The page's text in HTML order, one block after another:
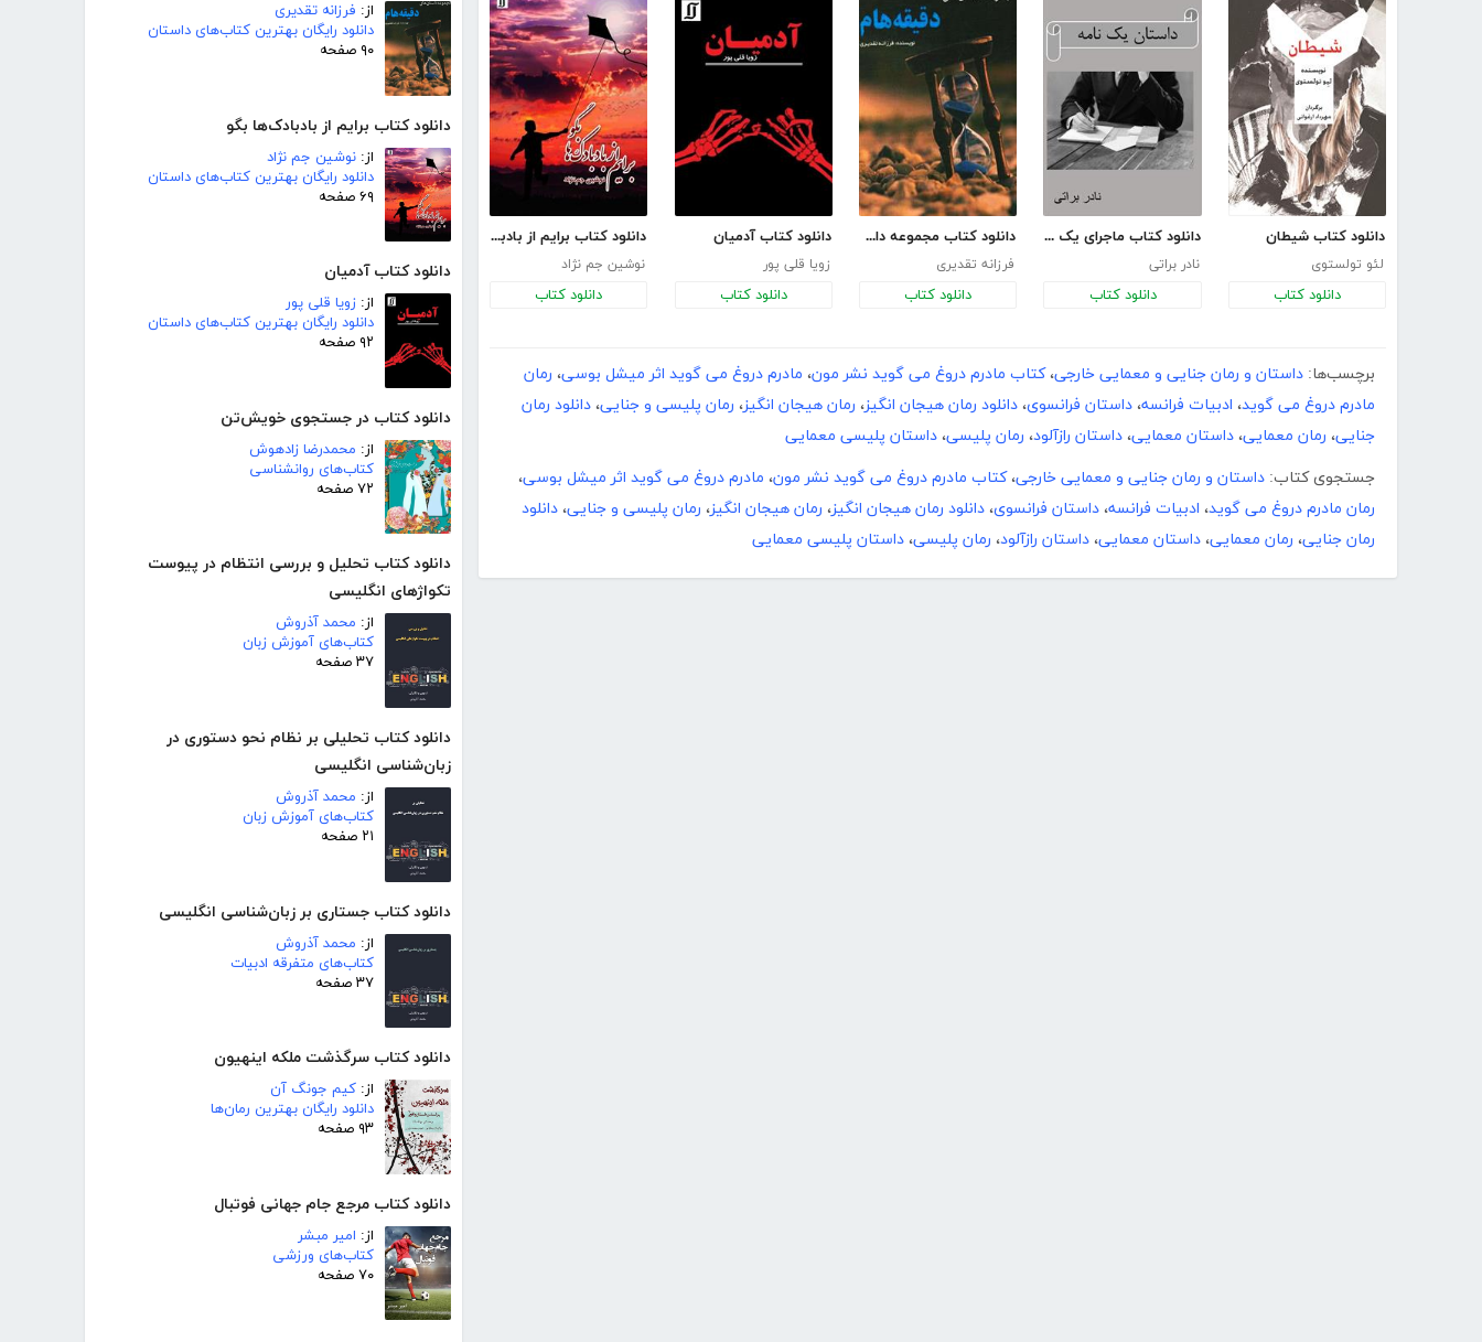
از: فرزانه تقدیری
دانلود رایگان بهترین کتاب‌های داستان
۹۰ صفحه
دانلود کتاب برایم از بادبادک‌ها بگو
از: نوشین جم نژاد
دانلود رایگان بهترین کتاب‌های داستان
۶۹ صفحه
دانلود کتاب آدمیان
از: زویا قلی پور
دانلود رایگان بهترین کتاب‌های داستان
۹۲ صفحه
دانلود کتاب در جستجوی خویش‌تن
از: محمدرضا زادهوش
کتاب‌های روانشناسی
۷۲ صفحه
دانلود کتاب تحلیل و بررسی انتظام در پیوست
تکواژهای انگلیسی
از: محمد آذروش
کتاب‌های آموزش زبان
۳۷ صفحه
دانلود کتاب تحلیلی بر نظام نحو دستوری در
زبان‌شناسی انگلیسی
از: محمد آذروش
کتاب‌های آموزش زبان
۲۱ صفحه
دانلود کتاب جستاری بر زبان‌شناسی انگلیسی
از: محمد آذروش
کتاب‌های متفرقه ادبیات
۳۷ صفحه
دانلود کتاب سرگذشت ملکه اینهیون
از: کیم جونگ آن
دانلود رایگان بهترین رمان‌ها
۹۳ صفحه
دانلود کتاب مرجع جام جهانی فوتبال
از: امیر مبشر
کتاب‌های ورزشی
۷۰ صفحه
دانلود کتاب شیطان
لئو تولستوی
دانلود کتاب
دانلود کتاب ماجرای یک نامه
نادر براتی
دانلود کتاب
دانلود کتاب مجموعه داستان‌های دقیقه‌هام
فرزانه تقدیری
دانلود کتاب
دانلود کتاب آدمیان
زویا قلی پور
دانلود کتاب
دانلود کتاب برایم از بادبادک‌ها بگو
نوشین جم نژاد
دانلود کتاب
برچسب‌ها: داستان و رمان جنایی و معمایی خارجی،کتاب مادرم دروغ می گوید نشر مون، مادرم دروغ می گوید اثر میشل بوسی، رمان
مادرم دروغ می گوید، ادبیات فرانسه، داستان فرانسوی، دانلود رمان هیجان انگیز، رمان هیجان انگیز، رمان پلیسی و جنایی، دانلود رمان
جنایی، رمان معمایی، داستان معمایی، داستان رازآلود، رمان پلیسی، داستان پلیسی معمایی
جستجوی کتاب: داستان و رمان جنایی و معمایی خارجی،کتاب مادرم دروغ می گوید نشر مون، مادرم دروغ می گوید اثر میشل بوسی،
رمان مادرم دروغ می گوید، ادبیات فرانسه، داستان فرانسوی، دانلود رمان هیجان انگیز، رمان هیجان انگیز، رمان پلیسی و جنایی، دانلود
رمان جنایی، رمان معمایی، داستان معمایی، داستان رازآلود، رمان پلیسی، داستان پلیسی معمایی